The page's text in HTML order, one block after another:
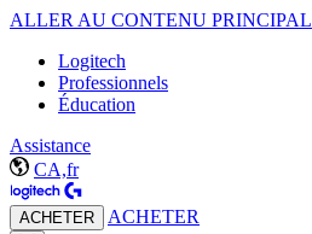
ALLER AU CONTENU PRINCIPAL
Logitech
Professionnels
Éducation
Assistance
CA,fr
ACHETER ACHETER